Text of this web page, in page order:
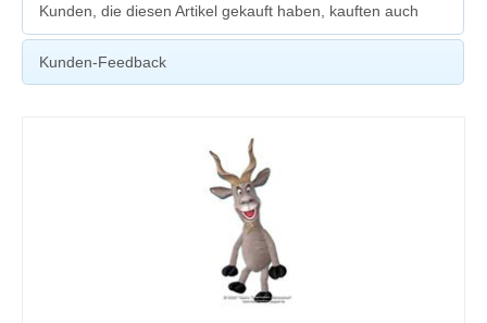
Kunden, die diesen Artikel gekauft haben, kauften auch
Kunden-Feedback